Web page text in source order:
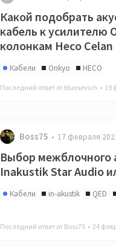
Какой подобрать
кабель к усилителю
колонкам Heco
Кабели Onkyo HECO
Последний ответ от bluesevich • 19
Boss75 17 февраля
Выбор межблочного
Inakustik Star Audio
Кабели in-akustik QED
Последний ответ от Boss75 • 24